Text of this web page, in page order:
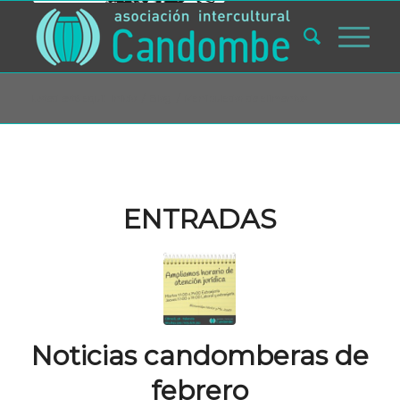
ENTRADAS
Noticias candomberas de
febrero